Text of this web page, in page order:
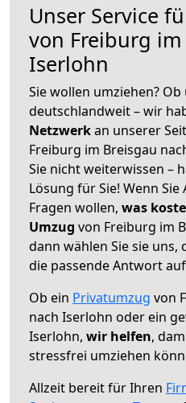
Unser Service
von Freiburg
Iserlohn
Sie wollen umziehen?
deutschlandweit – wir
Netzwerkan unserer
Freiburg im Breisgau
Sie nicht weiterwissen –
Lösung für Sie! Wenn
Fragen wollen, was
Umzug von Freiburg im
dann wählen Sie sie
die passende Antwort
Ob ein Privatumzug von
nach Iserlohn oder ein
Iserlohn, wir helfen,
stressfrei umziehen
Allzeit bereit für Ihren